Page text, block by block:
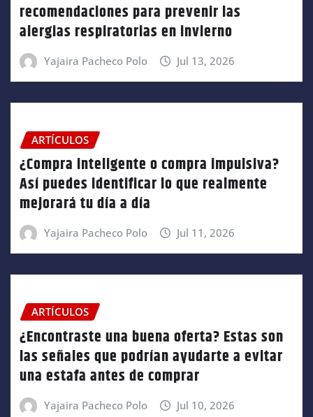
recomendaciones para prevenir las
alergias respiratorias en invierno
Yajaira Pacheco Polo Jul 13, 2026
ARTÍCULOS
¿Compra inteligente o compra impulsiva?
Así puedes identificar lo que realmente
mejorará tu día a día
Yajaira Pacheco Polo Jul 11, 2026
ARTÍCULOS
¿Encontraste una buena oferta? Estas son
las señales que podrían ayudarte a evitar
una estafa antes de comprar
Yajaira Pacheco Polo Jul 10, 2026